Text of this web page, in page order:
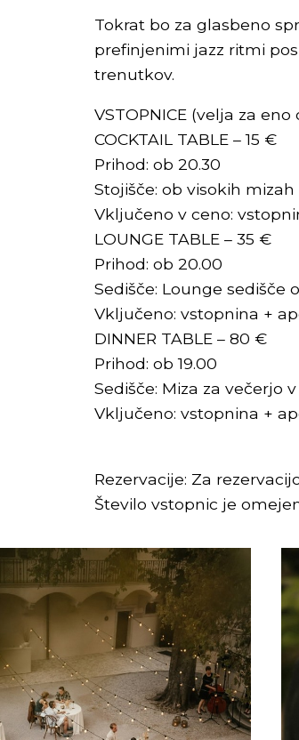
Tokrat bo za glasbeno
prefinjenimi jazz ritmi
trenutkov.
VSTOPNICE (velja za eno
COCKTAIL TABLE – 15 €
Prihod: ob 20.30
Stojišče: ob visokih mizah
Vključeno v ceno:
LOUNGE TABLE – 35 €
Prihod: ob 20.00
Sedišče: Lounge
Vključeno: vstopnina +
DINNER TABLE – 80 €
Prihod: ob 19.00
Sedišče: Miza za večerjo
Vključeno: vstopnina +
Rezervacije: Za
Število vstopnic je